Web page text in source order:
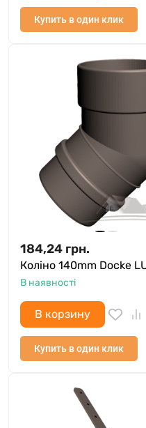
Купить в один клик
184,24 грн.
Коліно 140mm Docke
В наявності
В корзину
Купить в один клик